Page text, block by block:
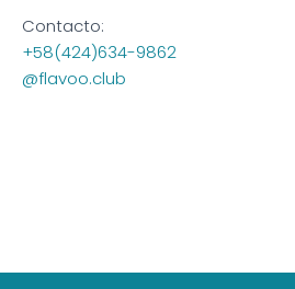
Contacto:
+58(424)634-9862
@flavoo.club